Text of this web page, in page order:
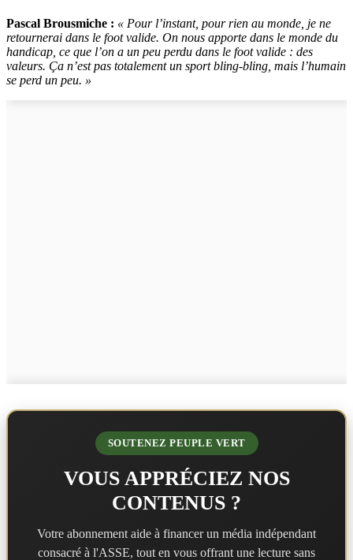
Pascal Brousmiche : « Pour l’instant, pour rien au monde, je ne
retournerai dans le foot valide. On nous apporte dans le monde du
handicap, ce que l’on a un peu perdu dans le foot valide : des
valeurs. Ça n’est pas totalement un sport bling-bling, mais l’humain
se perd un peu. »
SOUTENEZ PEUPLE VERT
VOUS APPRÉCIEZ NOS
CONTENUS ?
Votre abonnement aide à financer un média indépendant
consacré à l'ASSE, tout en vous offrant une lecture sans